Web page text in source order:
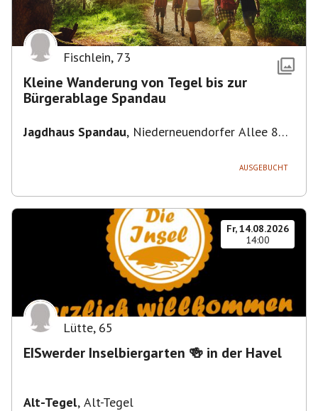
Fischlein, 73
Kleine Wanderung von Tegel bis zur
Bürgerablage Spandau
Jagdhaus Spandau, Niederneuendorfer Allee 80,
AUSGEBUCHT
Fr, 14.08.2026
14:00
Lütte, 65
EISwerder Inselbiergarten 🍻 in der Havel
Alt-Tegel, Alt-Tegel